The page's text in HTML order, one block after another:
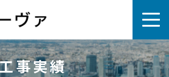
事実績